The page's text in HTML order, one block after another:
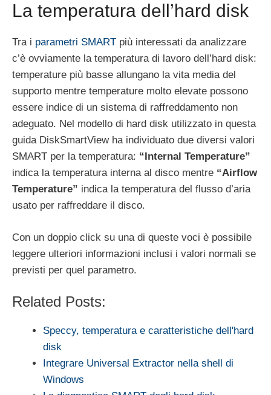
La temperatura dell’hard disk
Tra i parametri SMART più interessati da analizzare
c’è ovviamente la temperatura di lavoro dell’hard disk:
temperature più basse allungano la vita media del
supporto mentre temperature molto elevate possono
essere indice di un sistema di raffreddamento non
adeguato. Nel modello di hard disk utilizzato in questa
guida DiskSmartView ha individuato due diversi valori
SMART per la temperatura: “Internal Temperature”
indica la temperatura interna al disco mentre “Airflow
Temperature” indica la temperatura del flusso d’aria
usato per raffreddare il disco.
Con un doppio click su una di queste voci è possibile
leggere ulteriori informazioni inclusi i valori normali se
previsti per quel parametro.
Related Posts:
Speccy, temperatura e caratteristiche dell'hard
disk
Integrare Universal Extractor nella shell di
Windows